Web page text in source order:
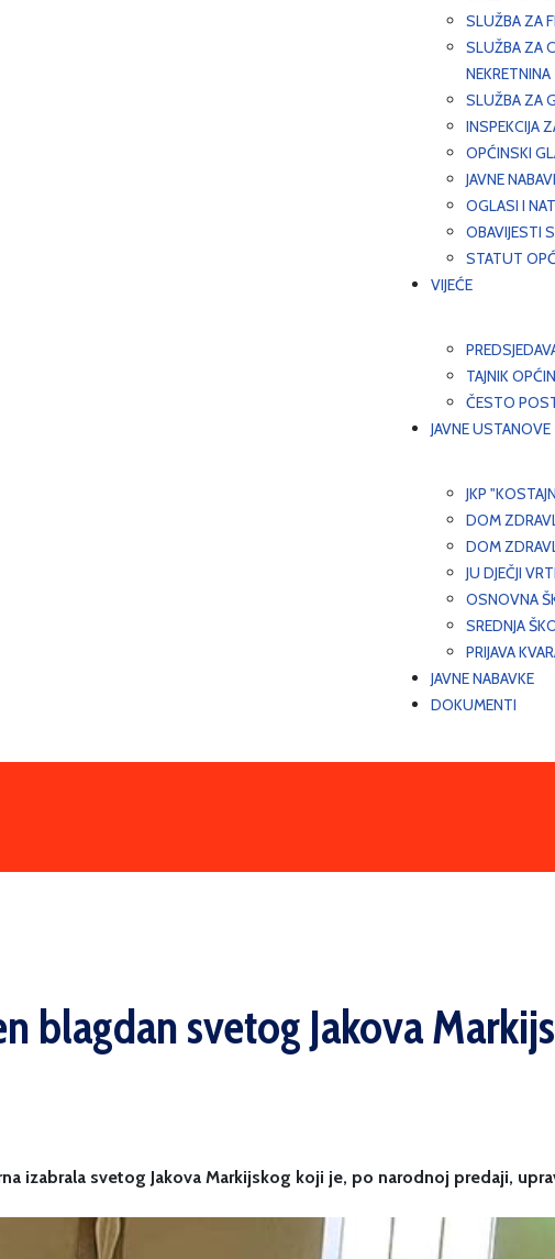
SLUŽBA ZA
SLUŽBA ZA
NEKRETNINA
SLUŽBA ZA
INSPEKCIJA
OPĆINSKI
JAVNE
OGLASI I
OBAVIJESTI
STATUT
VIJEĆE
TAJNIK
ČESTO
JAVNE USTANOVE
JKP
DOM
DOM
JU DJEČJI
OSNOVNA
SREDNJA
PRIJAVA
JAVNE NABAVKE
DOKUMENTI
blagdan svetog Jakova
izabrala svetog Jakova Markijskog koji je, po narodnoj predaji,